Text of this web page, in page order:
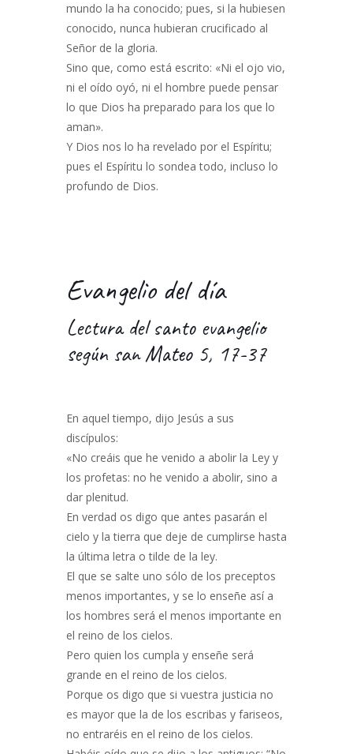
mundo la ha conocido; pues, si la hubiesen
conocido, nunca hubieran crucificado al
Señor de la gloria.
Sino que, como está escrito: «Ni el ojo vio,
ni el oído oyó, ni el hombre puede pensar
lo que Dios ha preparado para los que lo
aman».
Y Dios nos lo ha revelado por el Espíritu;
pues el Espíritu lo sondea todo, incluso lo
profundo de Dios.
Evangelio del día
Lectura del santo evangelio
según san Mateo 5, 17-37
En aquel tiempo, dijo Jesús a sus
discípulos:
«No creáis que he venido a abolir la Ley y
los profetas: no he venido a abolir, sino a
dar plenitud.
En verdad os digo que antes pasarán el
cielo y la tierra que deje de cumplirse hasta
la última letra o tilde de la ley.
El que se salte uno sólo de los preceptos
menos importantes, y se lo enseñe así a
los hombres será el menos importante en
el reino de los cielos.
Pero quien los cumpla y enseñe será
grande en el reino de los cielos.
Porque os digo que si vuestra justicia no
es mayor que la de los escribas y fariseos,
no entraréis en el reino de los cielos.